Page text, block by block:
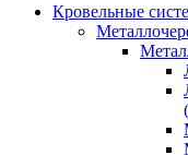
Кровельные